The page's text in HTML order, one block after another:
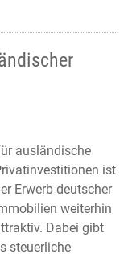
ausländische
ist
Erwerb deutscher
weiterhin
Dabei gibt
steuerliche